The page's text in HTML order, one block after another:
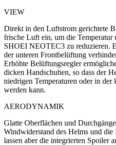
VIEW
Direkt in den Luftstrom gerichtete
frische Luft ein, um die Temperatur
SHOEI NEOTEC3 zu reduzieren.
der unteren Frontbelüftung
Erhöhte Belüftungsregler
dicken Handschuhen, so dass der
niedrigen Temperaturen oder in der
werden kann.
AERODYNAMIK
Glatte Oberflächen und
Windwiderstand des Helms und die
lassen aber die integrierten Spoiler